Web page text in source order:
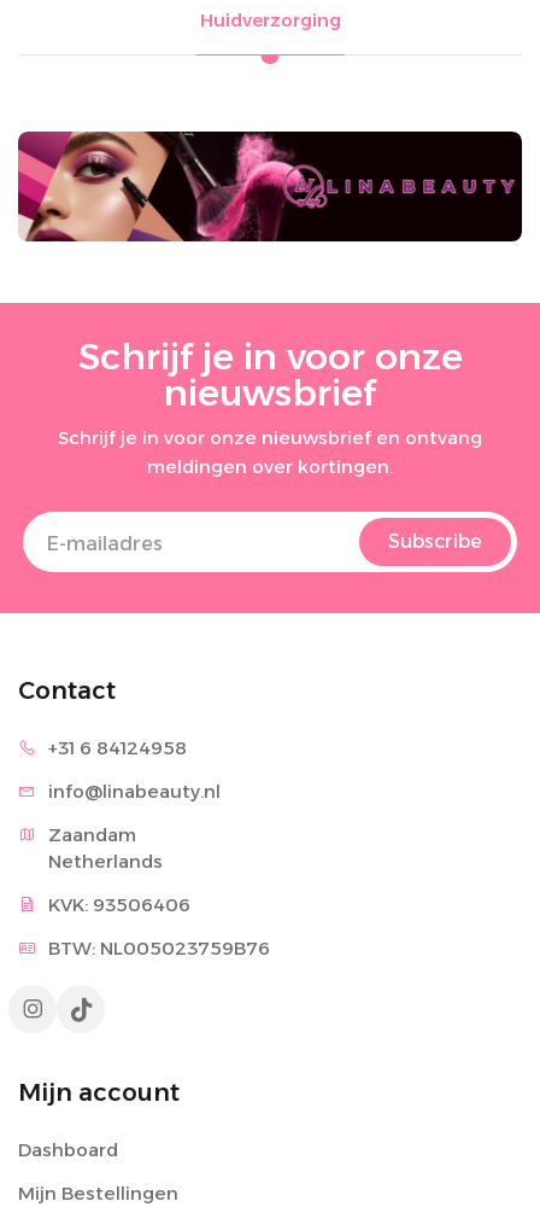
Huidverzorging
Schrijf je in voor onze
nieuwsbrief
Schrijf je in voor onze nieuwsbrief en ontvang
meldingen over kortingen.
Subscribe
Contact
+31 6 84124958
info@linabeauty.nl
Zaandam
Netherlands
KVK: 93506406
BTW: NL005023759B76
Mijn account
Dashboard
Mijn Bestellingen